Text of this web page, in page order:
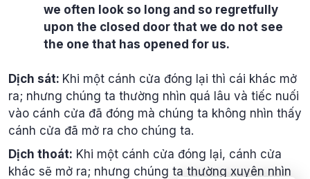
we often look so long and so regretfully
upon the closed door that we do not see
the one that has opened for us.
Dịch sát: Khi một cánh cửa đóng lại thì cái khác mở
ra; nhưng chúng ta thường nhìn quá lâu và tiếc nuối
vào cánh cửa đã đóng mà chúng ta không nhìn thấy
cánh cửa đã mở ra cho chúng ta.
Dịch thoát: Khi một cánh cửa đóng lại, cánh cửa
khác sẽ mở ra; nhưng chúng ta thường xuyên nhìn